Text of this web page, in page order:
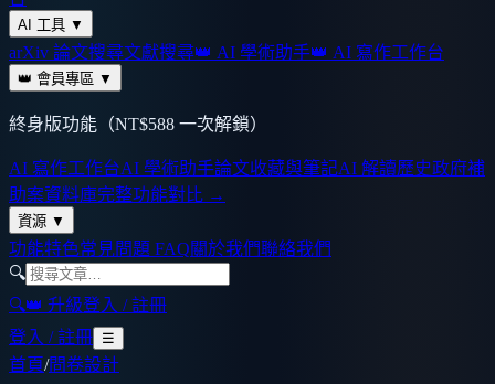
AI 工具 ▼
arXiv 論文搜尋文獻搜尋👑 AI 學術助手👑 AI 寫作工作台
👑 會員專區 ▼
終身版功能（NT$588 一次解鎖）
AI 寫作工作台AI 學術助手論文收藏與筆記AI 解讀歷史政府補
助案資料庫完整功能對比 →
資源 ▼
功能特色常見問題 FAQ關於我們聯絡我們
🔍
🔍👑 升級登入 / 註冊
登入 / 註冊 ☰
首頁/問卷設計